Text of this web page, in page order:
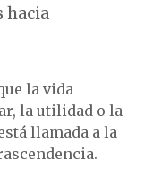
hacia
la vida
la utilidad o la
llamada a la